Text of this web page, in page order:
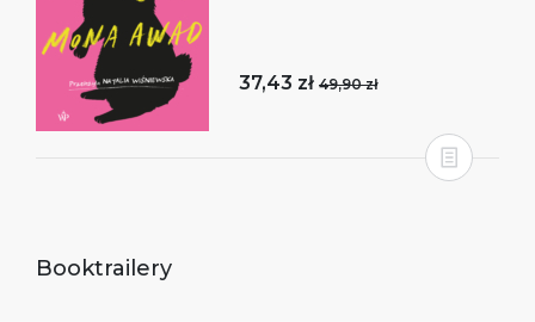
37,43 zł 49,90 zł
Booktrailery